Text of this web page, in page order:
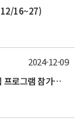
12/16~27)
2025년 상반기 세계은행(World Bank) 인턴십 프로그램 참가자 모집 안내
2024-12-09